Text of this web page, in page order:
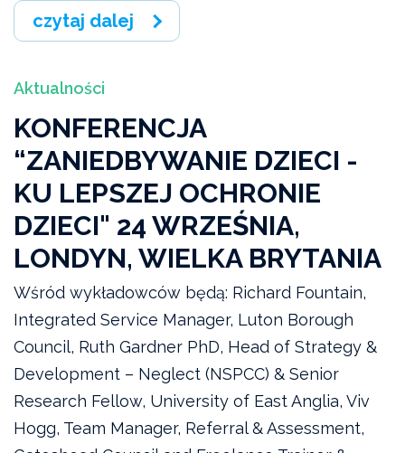
czytaj dalej
Aktualności
KONFERENCJA
“ZANIEDBYWANIE DZIECI -
KU LEPSZEJ OCHRONIE
DZIECI" 24 WRZEŚNIA,
LONDYN, WIELKA BRYTANIA
Wśród wykładowców będą: Richard Fountain,
Integrated Service Manager, Luton Borough
Council, Ruth Gardner PhD, Head of Strategy &
Development – Neglect (NSPCC) & Senior
Research Fellow, University of East Anglia, Viv
Hogg, Team Manager, Referral & Assessment,